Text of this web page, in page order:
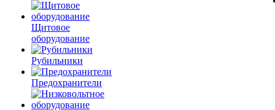
Щитовое
оборудование
Рубильники
Предохранители